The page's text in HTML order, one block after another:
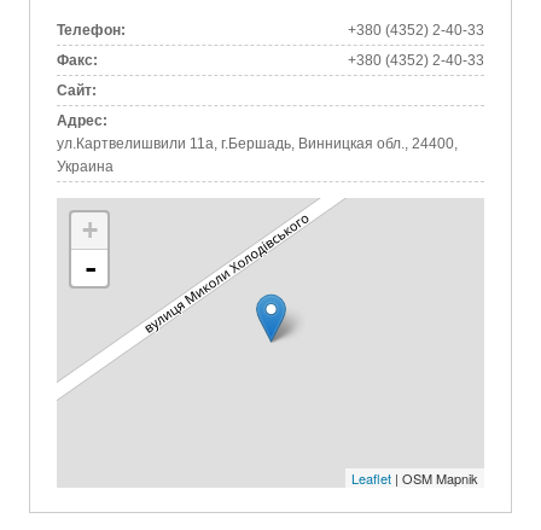
Телефон:
+380 (4352) 2-40-33
Факс:
+380 (4352) 2-40-33
Сайт:
Адрес:
ул.Картвелишвили 11а, г.Бершадь, Винницкая обл., 24400,
Украина
+
-
Leaflet| OSM Mapnik